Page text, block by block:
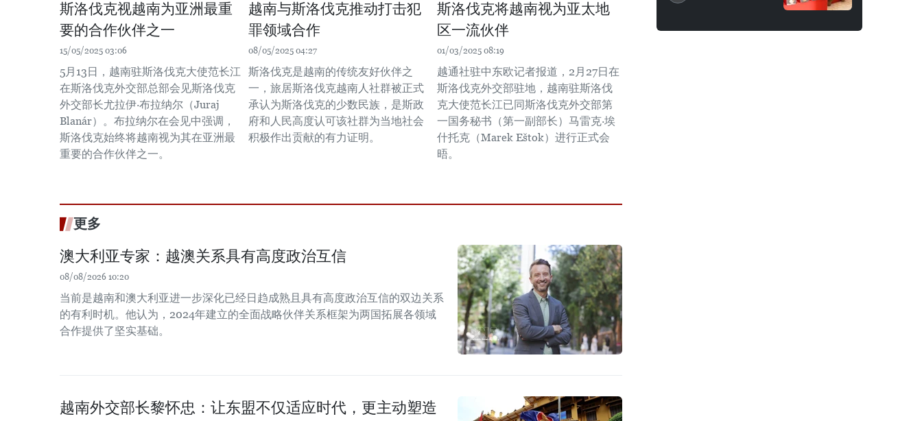
斯洛伐克视越南为亚洲最重
要的合作伙伴之一
15/05/2025 03:06
5月13日，越南驻斯洛伐克大使范长江
在斯洛伐克外交部总部会见斯洛伐克
外交部长尤拉伊·布拉纳尔（Juraj
Blanár）。布拉纳尔在会见中强调，
斯洛伐克始终将越南视为其在亚洲最
重要的合作伙伴之一。
越南与斯洛伐克推动打击犯
罪领域合作
08/05/2025 04:27
斯洛伐克是越南的传统友好伙伴之
一，旅居斯洛伐克越南人社群被正式
承认为斯洛伐克的少数民族，是斯政
府和人民高度认可该社群为当地社会
积极作出贡献的有力证明。
斯洛伐克将越南视为亚太地
区一流伙伴
01/03/2025 08:19
越通社驻中东欧记者报道，2月27日在
斯洛伐克外交部驻地，越南驻斯洛伐
克大使范长江已同斯洛伐克外交部第
一国务秘书（第一副部长）马雷克·埃
什托克（Marek Eštok）进行正式会
晤。
更多
澳大利亚专家：越澳关系具有高度政治互信
08/08/2026 10:20
当前是越南和澳大利亚进一步深化已经日趋成熟且具有高度政治互信的双边关系
的有利时机。他认为，2024年建立的全面战略伙伴关系框架为两国拓展各领域
合作提供了坚实基础。
越南外交部长黎怀忠：让东盟不仅适应时代，更主动塑造